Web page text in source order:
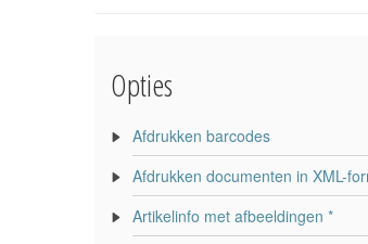
Opties
Afdrukken barcodes
Afdrukken documenten in XML-
Artikelinfo met afbeeldingen *